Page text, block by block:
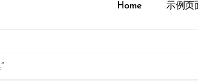
Home 示例页